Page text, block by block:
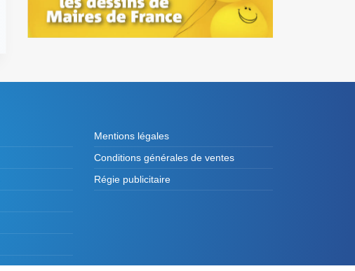
Mentions légales
Conditions générales de ventes
Régie publicitaire